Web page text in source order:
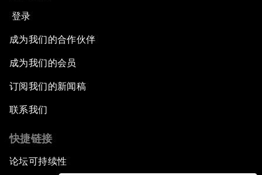
登录
成为我们的合作伙伴
成为我们的会员
订阅我们的新闻稿
联系我们
快捷链接
论坛可持续性